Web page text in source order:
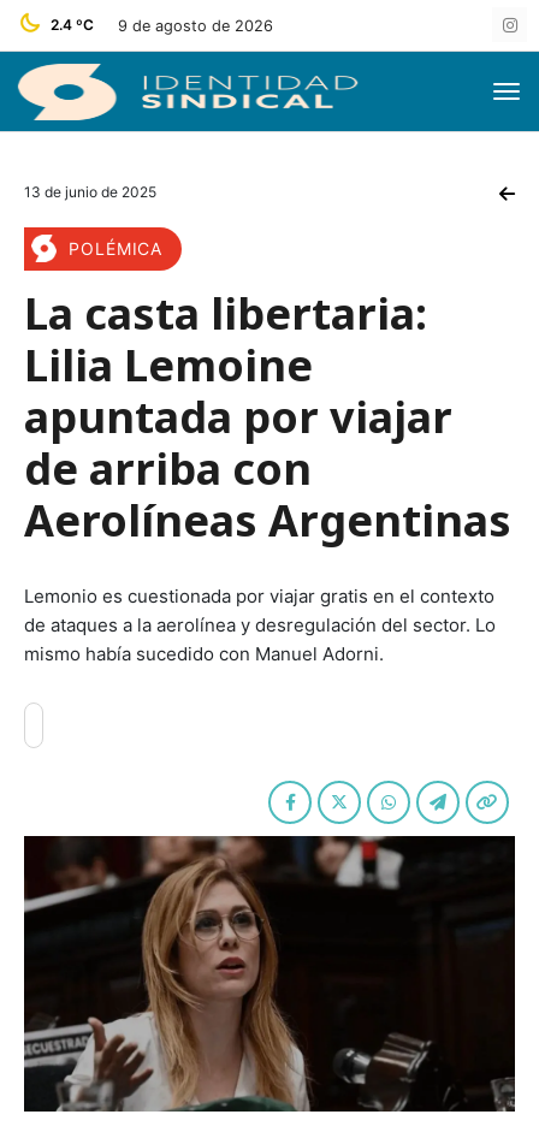
2.4 ºC 9 de agosto de 2026
13 de junio de 2025
POLÉMICA
La casta libertaria:
Lilia Lemoine
apuntada por viajar
de arriba con
Aerolíneas Argentinas
Lemonio es cuestionada por viajar gratis en el contexto
de ataques a la aerolínea y desregulación del sector. Lo
mismo había sucedido con Manuel Adorni.